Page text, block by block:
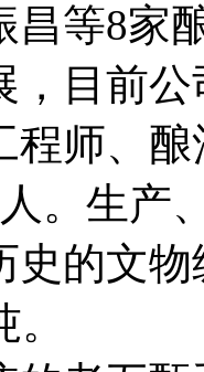
昌等8家
，目前
程师、
。生产
史的文